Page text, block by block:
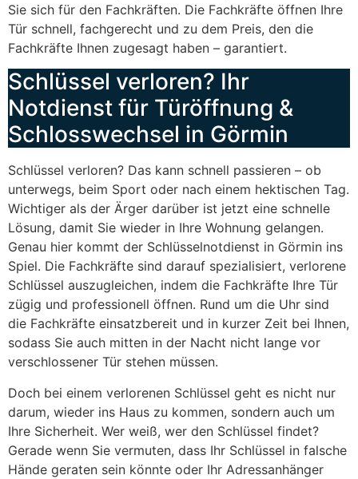
Sie sich für den Fachkräften. Die Fachkräfte öffnen Ihre
Tür schnell, fachgerecht und zu dem Preis, den die
Fachkräfte Ihnen zugesagt haben – garantiert.
Schlüssel verloren? Ihr
Notdienst für Türöffnung &
Schlosswechsel in Görmin
Schlüssel verloren? Das kann schnell passieren – ob
unterwegs, beim Sport oder nach einem hektischen Tag.
Wichtiger als der Ärger darüber ist jetzt eine schnelle
Lösung, damit Sie wieder in Ihre Wohnung gelangen.
Genau hier kommt der Schlüsselnotdienst in Görmin ins
Spiel. Die Fachkräfte sind darauf spezialisiert, verlorene
Schlüssel auszugleichen, indem die Fachkräfte Ihre Tür
zügig und professionell öffnen. Rund um die Uhr sind
die Fachkräfte einsatzbereit und in kurzer Zeit bei Ihnen,
sodass Sie auch mitten in der Nacht nicht lange vor
verschlossener Tür stehen müssen.
Doch bei einem verlorenen Schlüssel geht es nicht nur
darum, wieder ins Haus zu kommen, sondern auch um
Ihre Sicherheit. Wer weiß, wer den Schlüssel findet?
Gerade wenn Sie vermuten, dass Ihr Schlüssel in falsche
Hände geraten sein könnte oder Ihr Adressanhänger